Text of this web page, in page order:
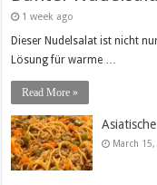
1 week ago
Dieser Nudelsalat ist nicht
Lösung für warme …
Read More »
March